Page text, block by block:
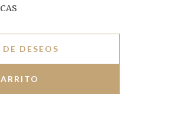
DESEOS